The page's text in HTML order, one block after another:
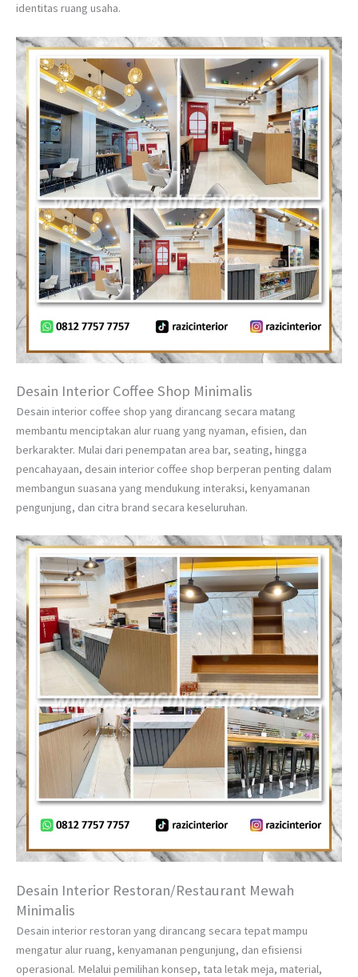
identitas ruang usaha.
Desain Interior Coffee Shop Minimalis
Desain interior coffee shop yang dirancang secara matang
membantu menciptakan alur ruang yang nyaman, efisien, dan
berkarakter. Mulai dari penempatan area bar, seating, hingga
pencahayaan, desain interior coffee shop berperan penting dalam
membangun suasana yang mendukung interaksi, kenyamanan
pengunjung, dan citra brand secara keseluruhan.
Desain Interior Restoran/Restaurant Mewah
Minimalis
Desain interior restoran yang dirancang secara tepat mampu
mengatur alur ruang, kenyamanan pengunjung, dan efisiensi
operasional. Melalui pemilihan konsep, tata letak meja, material,